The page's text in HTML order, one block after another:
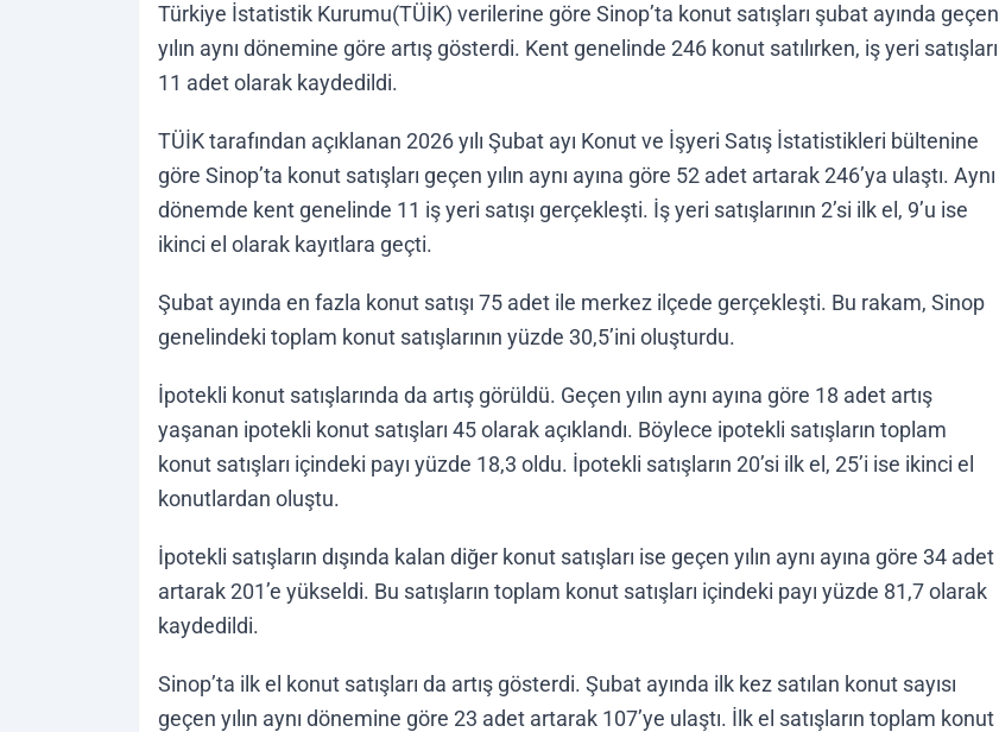
Türkiye İstatistik Kurumu(TÜİK) verilerine göre Sinop’ta konut satışları şubat ayında geçen
yılın aynı dönemine göre artış gösterdi. Kent genelinde 246 konut satılırken, iş yeri satışları
11 adet olarak kaydedildi.
TÜİK tarafından açıklanan 2026 yılı Şubat ayı Konut ve İşyeri Satış İstatistikleri bültenine
göre Sinop’ta konut satışları geçen yılın aynı ayına göre 52 adet artarak 246’ya ulaştı. Aynı
dönemde kent genelinde 11 iş yeri satışı gerçekleşti. İş yeri satışlarının 2’si ilk el, 9’u ise
ikinci el olarak kayıtlara geçti.
Şubat ayında en fazla konut satışı 75 adet ile merkez ilçede gerçekleşti. Bu rakam, Sinop
genelindeki toplam konut satışlarının yüzde 30,5’ini oluşturdu.
İpotekli konut satışlarında da artış görüldü. Geçen yılın aynı ayına göre 18 adet artış
yaşanan ipotekli konut satışları 45 olarak açıklandı. Böylece ipotekli satışların toplam
konut satışları içindeki payı yüzde 18,3 oldu. İpotekli satışların 20’si ilk el, 25’i ise ikinci el
konutlardan oluştu.
İpotekli satışların dışında kalan diğer konut satışları ise geçen yılın aynı ayına göre 34 adet
artarak 201’e yükseldi. Bu satışların toplam konut satışları içindeki payı yüzde 81,7 olarak
kaydedildi.
Sinop’ta ilk el konut satışları da artış gösterdi. Şubat ayında ilk kez satılan konut sayısı
geçen yılın aynı dönemine göre 23 adet artarak 107’ye ulaştı. İlk el satışların toplam konut